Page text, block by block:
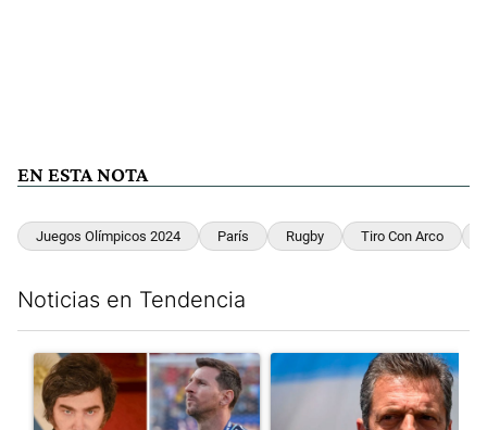
EN ESTA NOTA
Juegos Olímpicos 2024 París Rugby Tiro Con Arco
Noticias en Tendencia
Un artículo de tendencia con el título "Milei despidió a Jorge
Un artículo de tendencia